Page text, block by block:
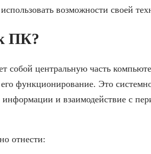
возможности своей
ПК?
собой центральную часть
функционирование. Это
информации и взаимодействие с
отнести: